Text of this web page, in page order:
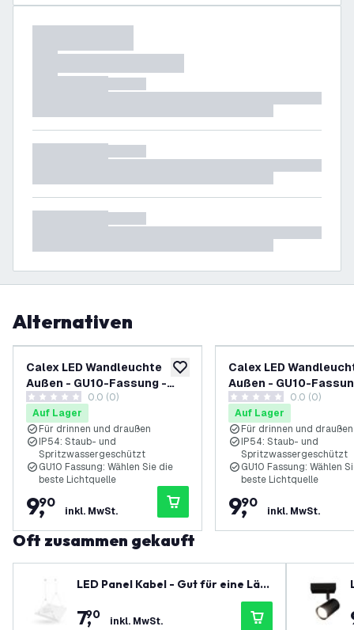
Alternativen
zur Wunschliste hinzufügen
Calex LED Wandleuchte
Außen - GU10-Fassung -
IP54 - Rost
0 Bewertungssterne
0.0 (0)
Auf Lager
Für drinnen und draußen
IP54: Staub- und
Spritzwassergeschützt
GU10 Fassung: Wählen Sie die
beste Lichtquelle
9,
90
inkl. MwSt.
Calex LED
Außen - GU10-
IP54 - Schwarz
0 Bewertungssterne
0.0 (0)
Auf Lager
Für drinnen und draußen
IP54: Staub- und
Spritzwassergeschützt
GU10 Fassung: Wählen
beste Lichtquelle
9,
90
inkl. MwSt.
Oft zusammen gekauft
LED Panel Kabel - Gut für eine Län
7,
90 inkl. MwSt.